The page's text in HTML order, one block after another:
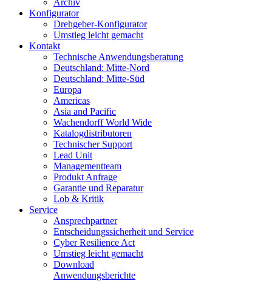
Archiv
Konfigurator
Drehgeber-Konfigurator
Umstieg leicht gemacht
Kontakt
Technische Anwendungsberatung
Deutschland: Mitte-Nord
Deutschland: Mitte-Süd
Europa
Americas
Asia and Pacific
Wachendorff World Wide
Katalogdistributoren
Technischer Support
Lead Unit
Managementteam
Produkt Anfrage
Garantie und Reparatur
Lob & Kritik
Service
Ansprechpartner
Entscheidungssicherheit und Service
Cyber Resilience Act
Umstieg leicht gemacht
Download
Anwendungsberichte